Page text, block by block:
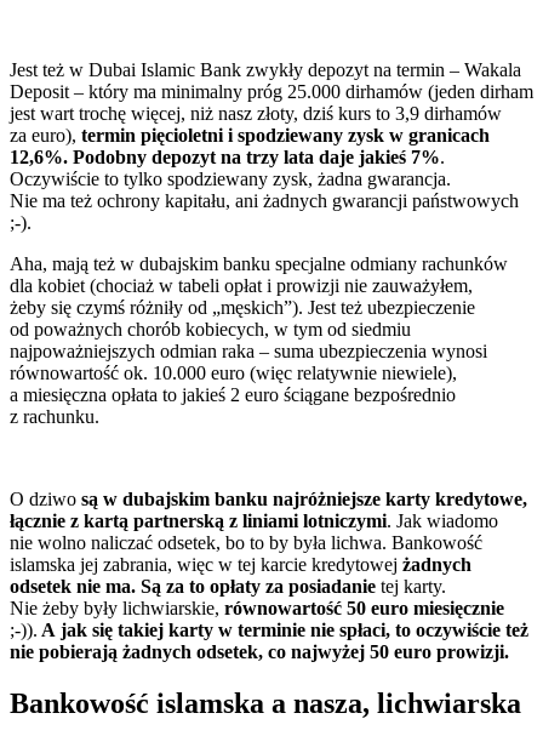
Jest też w Dubai Islamic Bank zwykły depozyt na termin – Wakala
Deposit – który ma minimalny próg 25.000 dirhamów (jeden dirham
jest wart trochę więcej, niż nasz złoty, dziś kurs to 3,9 dirhamów
za euro), termin pięcioletni i spodziewany zysk w granicach
12,6%. Podobny depozyt na trzy lata daje jakieś 7%.
Oczywiście to tylko spodziewany zysk, żadna gwarancja.
Nie ma też ochrony kapitału, ani żadnych gwarancji państwowych
;-).
Aha, mają też w dubajskim banku specjalne odmiany rachunków
dla kobiet (chociaż w tabeli opłat i prowizji nie zauważyłem,
żeby się czymś różniły od „męskich”). Jest też ubezpieczenie
od poważnych chorób kobiecych, w tym od siedmiu
najpoważniejszych odmian raka – suma ubezpieczenia wynosi
równowartość ok. 10.000 euro (więc relatywnie niewiele),
a miesięczna opłata to jakieś 2 euro ściągane bezpośrednio
z rachunku.
O dziwo są w dubajskim banku najróżniejsze karty kredytowe,
łącznie z kartą partnerską z liniami lotniczymi. Jak wiadomo
nie wolno naliczać odsetek, bo to by była lichwa. Bankowość
islamska jej zabrania, więc w tej karcie kredytowej żadnych
odsetek nie ma. Są za to opłaty za posiadanie tej karty.
Nie żeby były lichwiarskie, równowartość 50 euro miesięcznie
;-)). A jak się takiej karty w terminie nie spłaci, to oczywiście też
nie pobierają żadnych odsetek, co najwyżej 50 euro prowizji.
Bankowość islamska a nasza, lichwiarska